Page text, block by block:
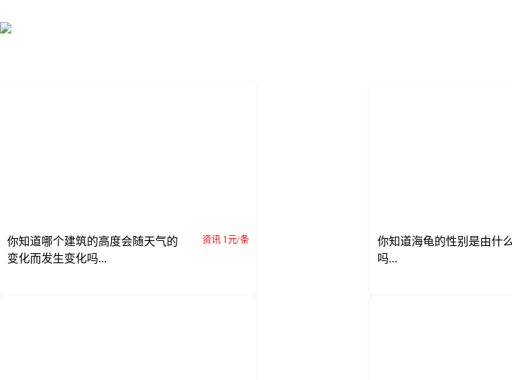
你知道哪个建筑的高度会随天气的
变化而发生变化吗...
资讯 1元/条
你知道海龟的性别是由什
吗...